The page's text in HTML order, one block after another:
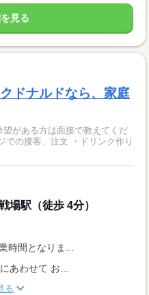
見る
ドナルドなら、家庭
望がある方は面接で教えてくだ
場駅（徒歩 4分）
時間となりま...
あわせて お...
る